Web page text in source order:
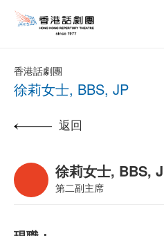
香港話劇團
徐莉女士, BBS, JP
返回
徐莉女士, BBS,
第二副主席